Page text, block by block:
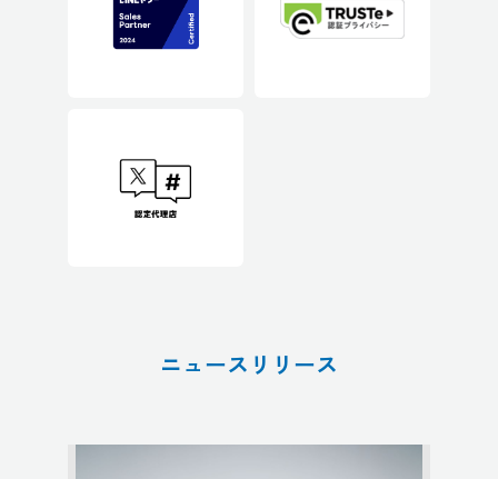
ニュースリリース